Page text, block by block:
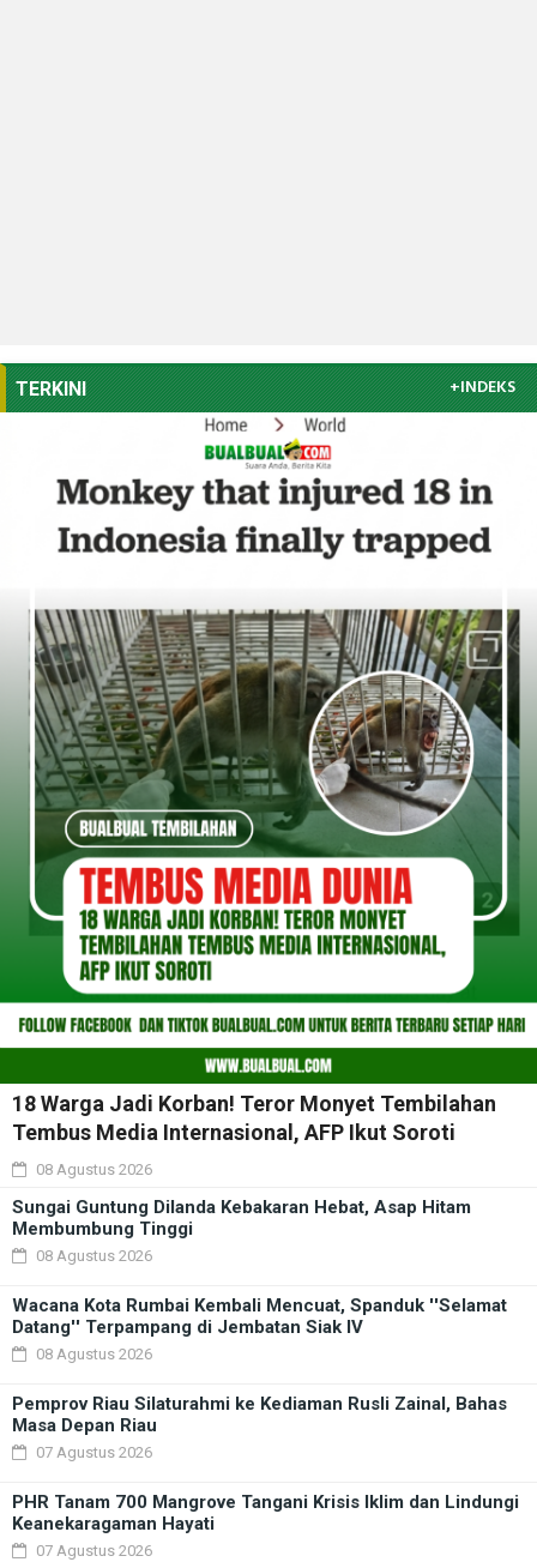
TERKINI +INDEKS
18 Warga Jadi Korban! Teror Monyet Tembilahan
Tembus Media Internasional, AFP Ikut Soroti
08 Agustus 2026
Sungai Guntung Dilanda Kebakaran Hebat, Asap Hitam
Membumbung Tinggi
08 Agustus 2026
Wacana Kota Rumbai Kembali Mencuat, Spanduk ''Selamat
Datang'' Terpampang di Jembatan Siak IV
08 Agustus 2026
Pemprov Riau Silaturahmi ke Kediaman Rusli Zainal, Bahas
Masa Depan Riau
07 Agustus 2026
PHR Tanam 700 Mangrove Tangani Krisis Iklim dan Lindungi
Keanekaragaman Hayati
07 Agustus 2026